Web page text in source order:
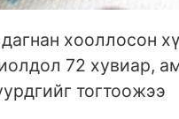
хооллосон
72 хувиар,
тогтоожээ